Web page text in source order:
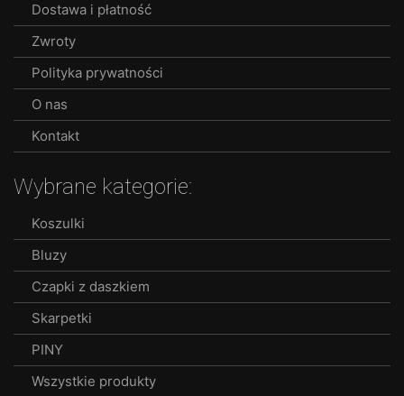
product
Dostawa i płatność
Zwroty
Polityka prywatności
O nas
Kontakt
Wybrane kategorie:
Koszulki
Bluzy
Czapki z daszkiem
Skarpetki
PINY
Wszystkie produkty